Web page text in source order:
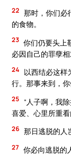
22 那时，你们必
的食物。
23 你们仍要头上
必因自己的罪孽相
24 以西结必这样
行。那事来到，
25
“人子啊，我
喜爱、心里所重看
26 那日逃脱的人
27 你必向逃脱的